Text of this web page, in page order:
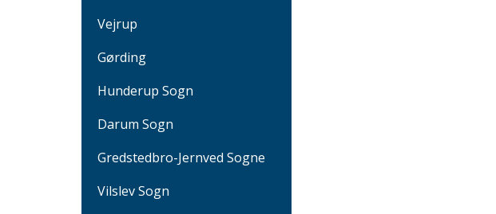
Vejrup
Gørding
Hunderup Sogn
Darum Sogn
Gredstedbro-Jernved Sogne
Vilslev Sogn